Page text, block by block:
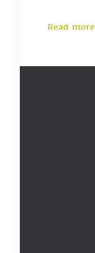
Read more